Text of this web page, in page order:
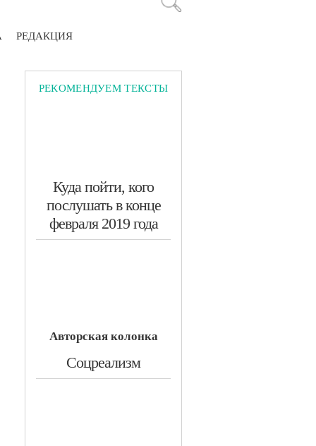
РЕДАКЦИЯ
РЕКОМЕНДУЕМ ТЕКСТЫ
Куда пойти, кого
послушать в конце
февраля 2019 года
Авторская колонка
​Соцреализм